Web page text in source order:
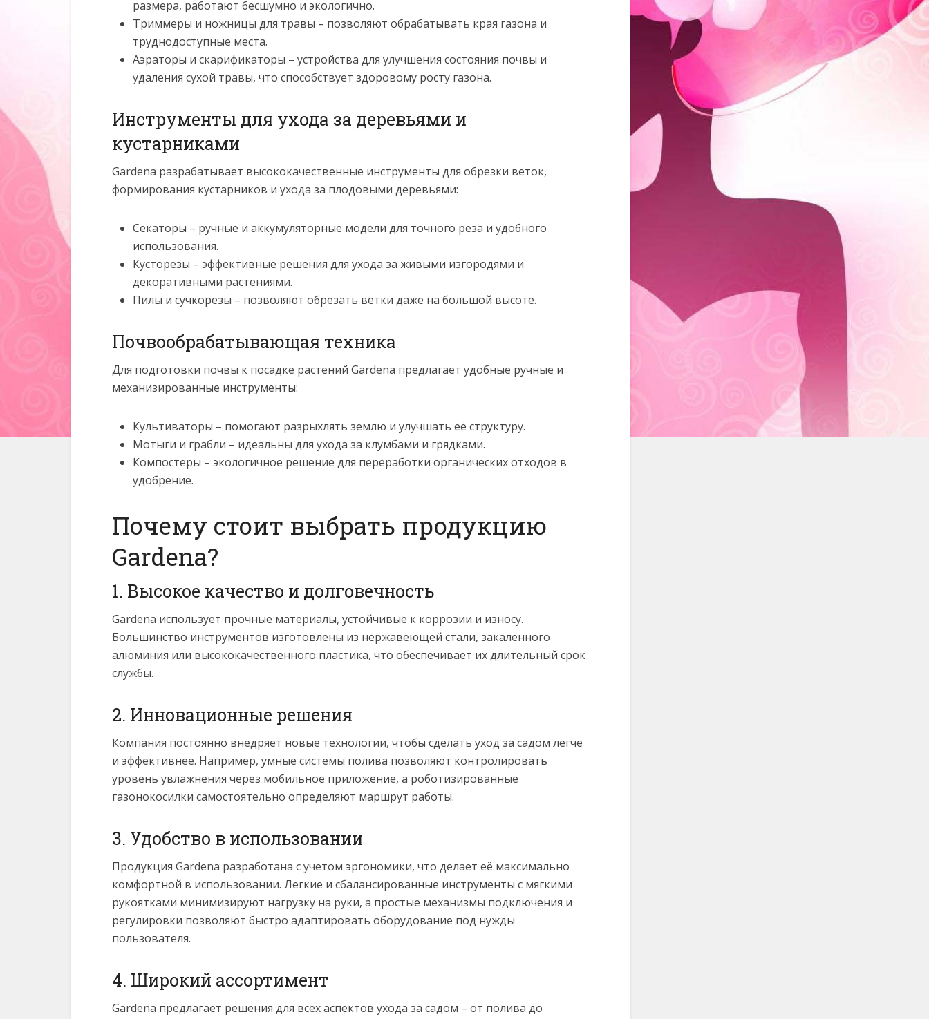
размера, работают бесшумно и экологично.
Триммеры и ножницы для травы – позволяют обрабатывать края газона и
труднодоступные места.
Аэраторы и скарификаторы – устройства для улучшения состояния почвы и
удаления сухой травы, что способствует здоровому росту газона.
Инструменты для ухода за деревьями и
кустарниками
Gardena разрабатывает высококачественные инструменты для обрезки веток,
формирования кустарников и ухода за плодовыми деревьями:
Секаторы – ручные и аккумуляторные модели для точного реза и удобного
использования.
Кусторезы – эффективные решения для ухода за живыми изгородями и
декоративными растениями.
Пилы и сучкорезы – позволяют обрезать ветки даже на большой высоте.
Почвообрабатывающая техника
Для подготовки почвы к посадке растений Gardena предлагает удобные ручные и
механизированные инструменты:
Культиваторы – помогают разрыхлять землю и улучшать её структуру.
Мотыги и грабли – идеальны для ухода за клумбами и грядками.
Компостеры – экологичное решение для переработки органических отходов в
удобрение.
Почему стоит выбрать продукцию
Gardena?
1. Высокое качество и долговечность
Gardena использует прочные материалы, устойчивые к коррозии и износу.
Большинство инструментов изготовлены из нержавеющей стали, закаленного
алюминия или высококачественного пластика, что обеспечивает их длительный срок
службы.
2. Инновационные решения
Компания постоянно внедряет новые технологии, чтобы сделать уход за садом легче
и эффективнее. Например, умные системы полива позволяют контролировать
уровень увлажнения через мобильное приложение, а роботизированные
газонокосилки самостоятельно определяют маршрут работы.
3. Удобство в использовании
Продукция Gardena разработана с учетом эргономики, что делает её максимально
комфортной в использовании. Легкие и сбалансированные инструменты с мягкими
рукоятками минимизируют нагрузку на руки, а простые механизмы подключения и
регулировки позволяют быстро адаптировать оборудование под нужды
пользователя.
4. Широкий ассортимент
Gardena предлагает решения для всех аспектов ухода за садом – от полива до